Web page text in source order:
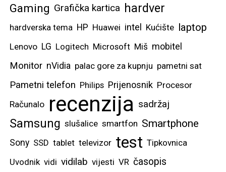
Gaming Grafička kartica hardver
hardverska tema HP Huawei intel Kućište laptop
Lenovo LG Logitech Microsoft Miš mobitel
Monitor nVidia palac gore za kupnju pametni sat
Pametni telefon Philips Prijenosnik Procesor
Računalo recenzija sadržaj
Samsung slušalice smartfon Smartphone
Sony SSD tablet televizor test Tipkovnica
Uvodnik vidi vidilab vijesti VR časopis